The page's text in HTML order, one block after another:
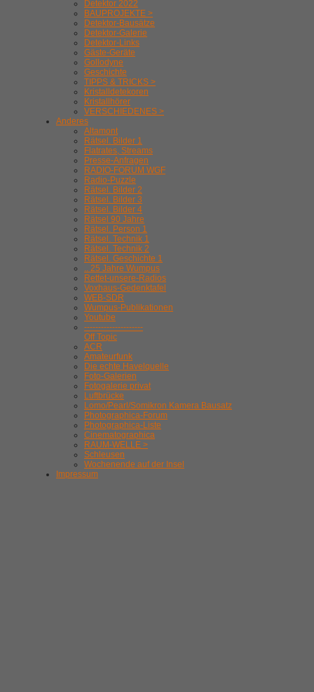
Detektor 2022
BAUPROJEKTE >
Detektor-Bausätze
Detektor-Galerie
Detektor-Links
Gäste-Geräte
Gollodyne
Geschichte
TIPPS & TRICKS >
Kristalldetekoren
Kristallhörer
VERSCHIEDENES >
Anderes
Altamont
Rätsel. Bilder 1
Flatrates, Streams
Presse-Anfragen
RADIO-FORUM WGF
Radio-Puzzle
Rätsel. Bilder 2
Rätsel. Bilder 3
Rätsel. Bilder 4
Rätsel 90 Jahre
Rätsel. Person 1
Rätsel. Technik 1
Rätsel. Technik 2
Rätsel. Geschichte 1
.. 25 Jahre Wumpus
Rettet-unsere-Radios
Voxhaus-Gedenktafel
WEB-SDR
Wumpus-Publikationen
Youtube
---------------------
Off Topic
ACR
Amateurfunk
Die echte Havelquelle
Foto-Galerien
Fotogalerie privat
Luftbrücke
Lomo/Pearl/Somikron Kamera Bausatz
Photographica-Forum
Photographica-Liste
Cinematographica
RAUM-WELLE >
Schleusen
Wochenende auf der Insel
Impressum